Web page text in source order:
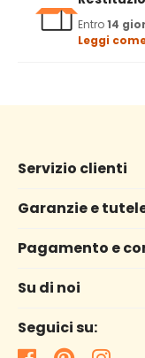
Entro14
Leggi
Servizio clienti
Garanzie e
Pagamento e
Su di noi
Seguici su: